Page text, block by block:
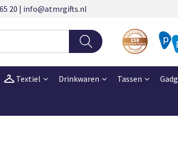
20 | info@atmrgifts.nl
Textiel Drinkwaren Tassen